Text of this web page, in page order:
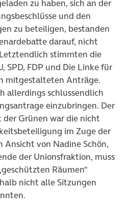
zu haben, sich an der
und den
zu beteiligen, bestanden
darauf, nicht
stimmten die
SPD, FDP und Die Linke für
mitgestalteten Anträge.
allerdings schlussendlich
einzubringen. Der
Grünen war die nicht
im Zuge der
Ansicht von Nadine Schön,
der Unionsfraktion, muss
Räumen“
nicht alle Sitzungen